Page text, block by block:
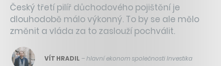
Český třetí pilíř důchodového pojištění je
dlouhodobě málo výkonný. To by se ale mělo
změnit a vláda za to zaslouží pochválit.
VÍT HRADIL –hlavní ekonom společnosti Investika